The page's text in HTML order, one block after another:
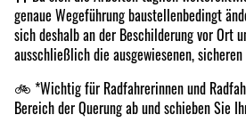
genaue Wegeführung baustellenbedingt
sich deshalb an der Beschilderung vor Ort
ausschließlich die ausgewiesenen, sicheren
🚲 *Wichtig für Radfahrerinnen und
Bereich der Querung ab und schieben Sie